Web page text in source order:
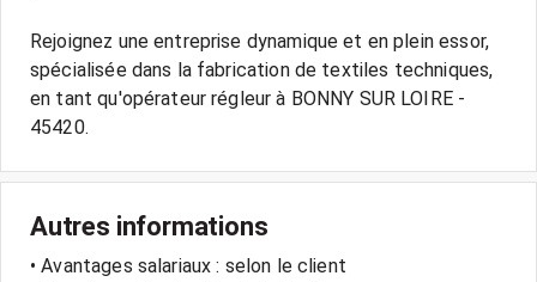
Rejoignez une entreprise dynamique et en plein essor,
spécialisée dans la fabrication de textiles techniques,
en tant qu'opérateur régleur à BONNY SUR LOIRE -
Autres informations
• Avantages salariaux : selon le client